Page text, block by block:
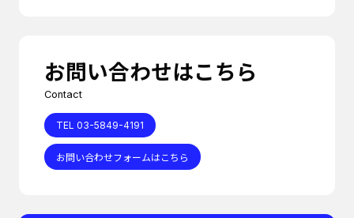
お問い合わせはこちら
Contact
TEL 03-5849-4191
お問い合わせフォームはこちら